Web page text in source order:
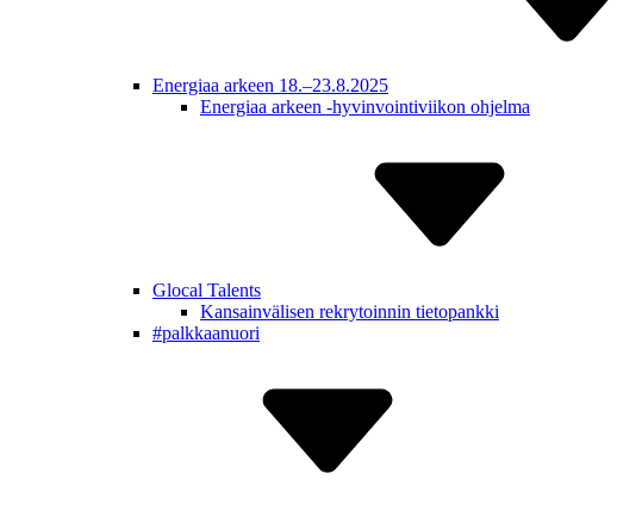
Energiaa arkeen 18.–23.8.2025
Energiaa arkeen -hyvinvointiviikon ohjelma
Glocal Talents
Kansain­välisen rekry­toinnin tietopankki
#palkkaa­nuori